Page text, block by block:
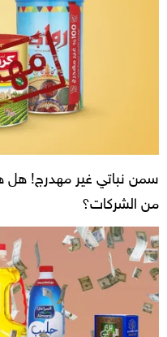
سمن نباتي غير مهدرج!
من الشركات؟